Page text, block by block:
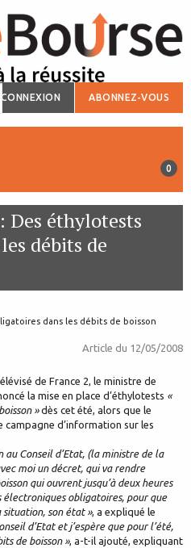
CONNEXION ABONNEZ-VOUS
0
Des éthylotests
débits de
dans les débits de boisson
Article du 12/05/2008
de France 2, le ministre de
la mise en place d’éthylotests «
»dès cet été, alors que le
campagne d’information sur les
au Conseil d’Etat, (la ministre de la
moi un décret, qui va rendre
qui ouvrent jusqu’à deux heures
électroniques obligatoires, pour que
situation, son état », a expliqué le
d’Etat et j’espère que pour l’été,
de boisson », a-t-il ajouté, expliquant